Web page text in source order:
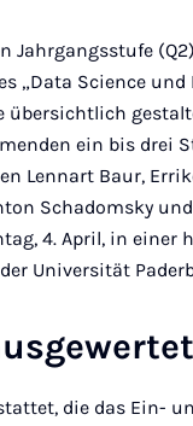
Jahrgangsstufe
„Data Science und
übersichtlich
ein bis drei
Lennart Baur,
Schadomsky
4. April, in einer
Universität
die das Ein-